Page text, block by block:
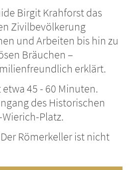
Birgit Krahforst das
Zivilbevölkerung
und Arbeiten bis hin zu
Bräuchen –
erklärt.
45 - 60 Minuten.
des Historischen
Platz.
Römerkeller ist nicht